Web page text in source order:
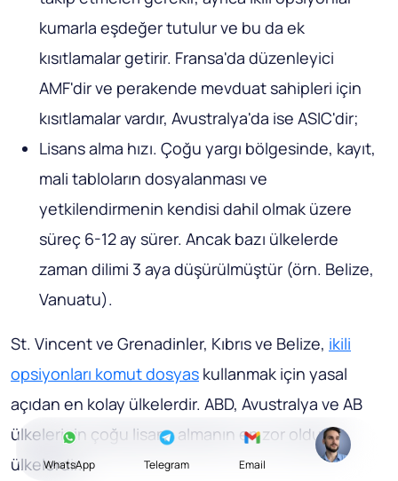
kumarla eşdeğer tutulur ve bu da ek
kısıtlamalar getirir. Fransa'da düzenleyici
AMF'dir ve perakende mevduat sahipleri için
kısıtlamalar vardır, Avustralya'da ise ASIC'dir;
Lisans alma hızı. Çoğu yargı bölgesinde, kayıt,
mali tabloların dosyalanması ve
yetkilendirmenin kendisi dahil olmak üzere
süreç 6-12 ay sürer. Ancak bazı ülkelerde
zaman dilimi 3 aya düşürülmüştür (örn. Belize,
Vanuatu).
St. Vincent ve Grenadinler, Kıbrıs ve Belize, ikili
opsiyonları komut dosyas kullanmak için yasal
açıdan en kolay ülkelerdir. ABD, Avustralya ve AB
ülkelerinin çoğu lisans almanın en zor olduğu
ülkelerdir.
WhatsApp Telegram Email